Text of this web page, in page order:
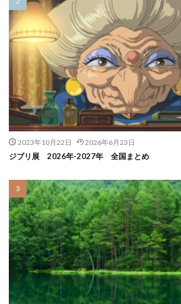
2023年10月22日 2026年6月23日
ジブリ展 2026年-2027年 全国まとめ